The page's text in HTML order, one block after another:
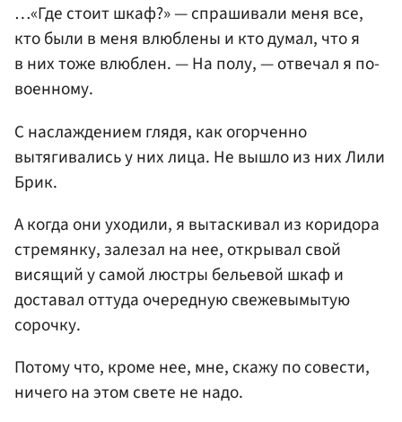
…«Где стоит шкаф?» — спрашивали меня все,
кто были в меня влюблены и кто думал, что я
в них тоже влюблен. — На полу, — отвечал я по-
военному.
С наслаждением глядя, как огорченно
вытягивались у них лица. Не вышло из них Лили
Брик.
А когда они уходили, я вытаскивал из коридора
стремянку, залезал на нее, открывал свой
висящий у самой люстры бельевой шкаф и
доставал оттуда очередную свежевымытую
сорочку.
Потому что, кроме нее, мне, скажу по совести,
ничего на этом свете не надо.